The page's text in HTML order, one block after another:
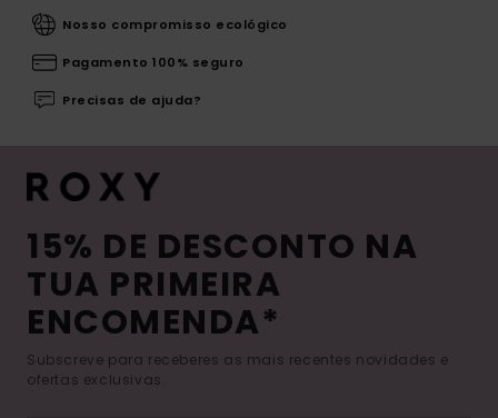
Nosso compromisso ecológico
Pagamento 100% seguro
Precisas de ajuda?
15% DE DESCONTO NA
TUA PRIMEIRA
ENCOMENDA*
Subscreve para receberes as mais recentes novidades e
ofertas exclusivas.